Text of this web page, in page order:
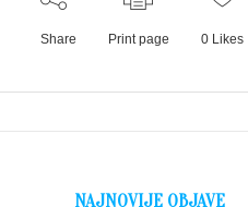
Share Print page 0Likes
NAJNOVIJE OBJAVE